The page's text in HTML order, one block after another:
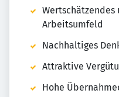
Arbeitsumfeld
Nachhaltiges
Attraktive
Hohe